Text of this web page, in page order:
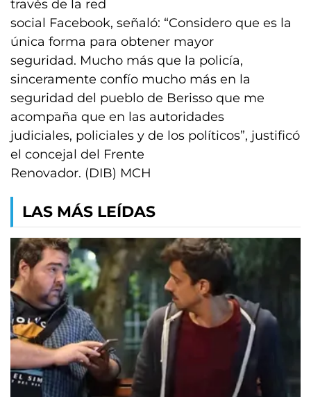
través de la red
social Facebook, señaló: “Considero que es la
única forma para obtener mayor
seguridad. Mucho más que la policía,
sinceramente confío mucho más en la
seguridad del pueblo de Berisso que me
acompaña que en las autoridades
judiciales, policiales y de los políticos”, justificó
el concejal del Frente
Renovador. (DIB) MCH
LAS MÁS LEÍDAS